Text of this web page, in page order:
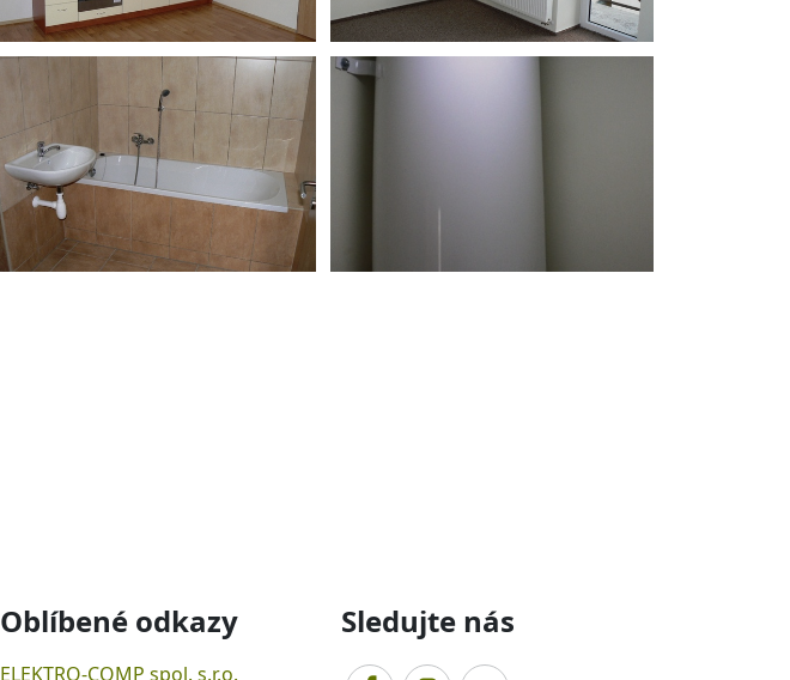
Oblíbené odkazy
ELEKTRO-COMP spol. s.r.o.
Sledujte nás